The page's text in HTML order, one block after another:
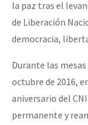
la paz tras el
de Liberación
democracia,
Durante las
octubre de 2016,
aniversario del
permanente y